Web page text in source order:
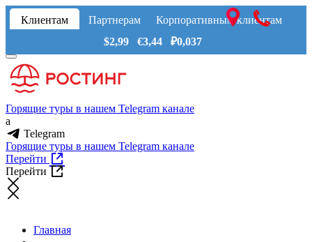
Клиентам Партнерам
Корпоративным клиентам
$2,99 €3,44 ₽0,037
Горящие туры в нашем Telegram канале
a
Telegram
Горящие туры в нашем Telegram канале
Перейти
Перейти
Главная